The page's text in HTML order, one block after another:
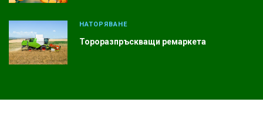
НАТОРЯВАНЕ
Тороразпръскващи ремаркета